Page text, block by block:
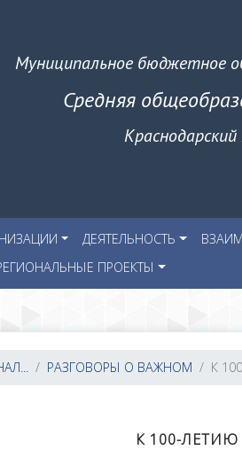
Муниципальное бюджетное
Средняя
ДЕЯТЕЛЬНОСТЬ
ПРОЕКТЫ
РАЗГОВОРЫ О ВАЖНОМ К
К 100-